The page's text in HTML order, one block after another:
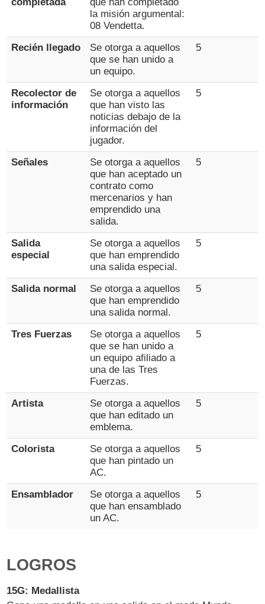
la misión argumental:
08 Vendetta.
Recién llegado
Se otorga a aquellos
que se han unido a
un equipo.
5
Recolector de
información
Se otorga a aquellos
que han visto las
noticias debajo de la
información del
jugador.
5
Señales
Se otorga a aquellos
que han aceptado un
contrato como
mercenarios y han
emprendido una
salida.
5
Salida
especial
Se otorga a aquellos
que han emprendido
una salida especial.
5
Salida normal
Se otorga a aquellos
que han emprendido
una salida normal.
5
Tres Fuerzas
Se otorga a aquellos
que se han unido a
un equipo afiliado a
una de las Tres
Fuerzas.
5
Artista
Se otorga a aquellos
que han editado un
emblema.
5
Colorista
Se otorga a aquellos
que han pintado un
AC.
5
Ensamblador
Se otorga a aquellos
que han ensamblado
un AC.
5
LOGROS
15G: Medallista